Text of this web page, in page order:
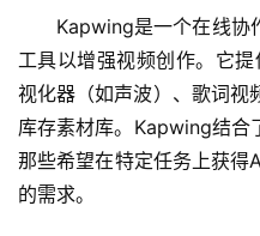
Kapwing是一个在线协
工具以增强视频创作。它
视化器（如声波）、歌词视
库存素材库。Kapwing结合
那些希望在特定任务上获得
的需求。